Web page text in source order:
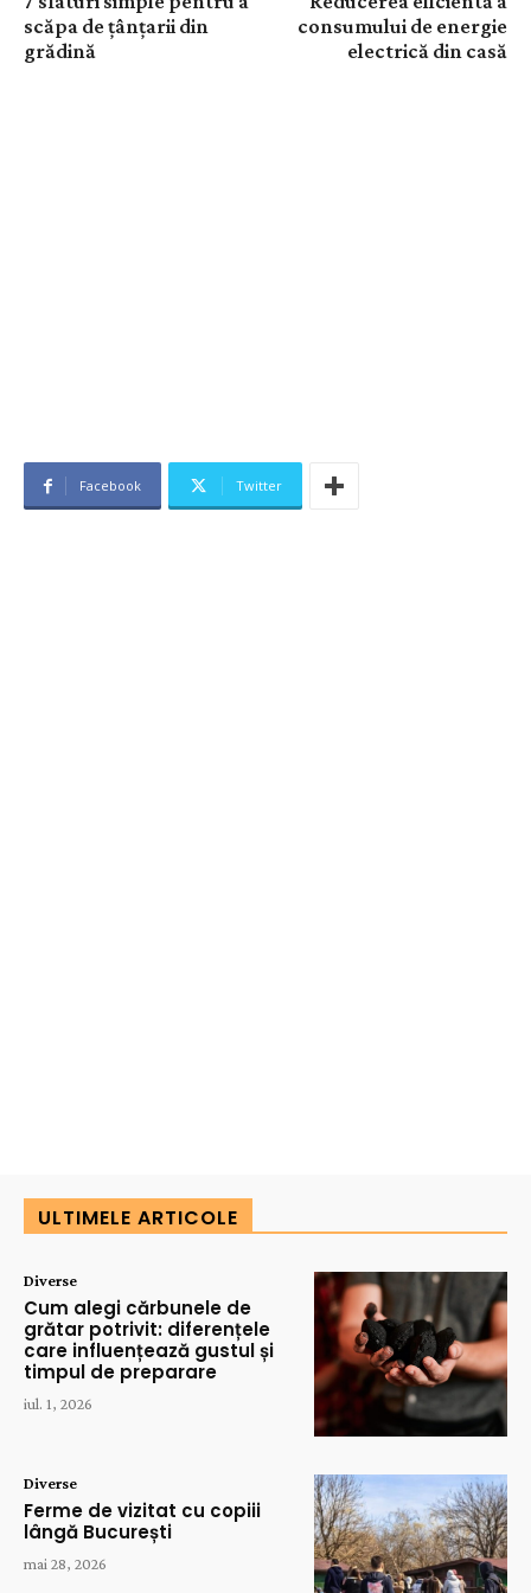
scăpa de țânțarii din
grădină
consumului de energie
electrică din casă
Facebook Twitter
ULTIMELE ARTICOLE
Diverse
Cum alegi cărbunele de
grătar potrivit: diferențele
care influențează gustul și
timpul de preparare
iul. 1, 2026
Diverse
Ferme de vizitat cu copiii
lângă București
mai 28, 2026